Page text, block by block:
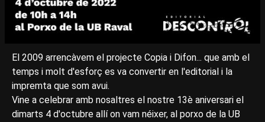
El 2009 arrencàvem el projecte Copia i Difon... que amb el
temps i molt d'esforç es va convertir en l'editorial i la
impremta que som avui.
Vine a celebrar amb nosaltres el nostre 13è aniversari el
dimarts 4 d'octubre allí on vam néixer, al porxo de la UB